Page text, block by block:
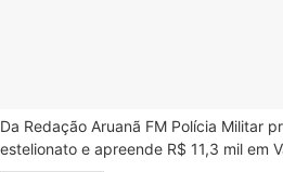
Da Redação Aruanã FM Polícia Militar
estelionato e apreende R$ 11,3 mil em